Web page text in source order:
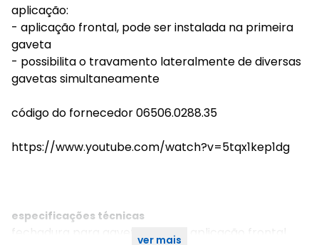
aplicação:
- aplicação frontal, pode ser instalada na primeira
gaveta
- possibilita o travamento lateralmente de diversas
gavetas simultaneamente
código do fornecedor 06506.0288.35
https://www.youtube.com/watch?v=5tqx1kep1dg
especificações técnicas
fechadura para gaveteiro 0288 aplicação frontal
ver mais